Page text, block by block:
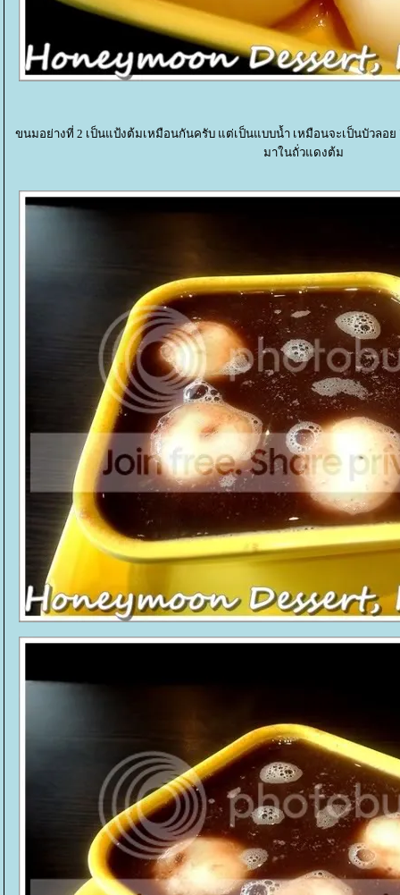
ขนมอย่างที่ 2 เป็นแป้งต้มเหมือนกันครับ แต่เป็นแบบน้ำ เหมือนจะเป็นบัวลอ
มาในถั่วแดงต้ม